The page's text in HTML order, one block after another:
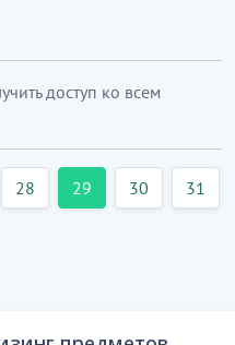
доступ ко всем
28 29 30 31